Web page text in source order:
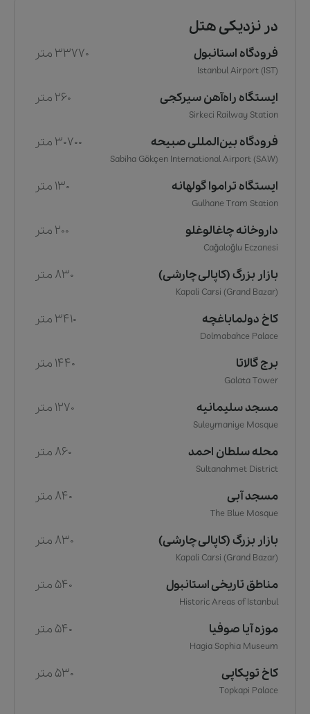
در نزدیکی هتل
فرودگاه استانبول 33770 متر
Istanbul Airport (IST)
ایستگاه راه‌آهن سیرکجی 260 متر
Sirkeci Railway Station
فرودگاه بین‌المللی صبیحه 30700 متر
Sabiha Gökçen International Airport (SAW)
ایستگاه تراموا گولهانه 130 متر
Gulhane Tram Station
داروخانه چاغالوغلو 200 متر
Cağaloğlu Eczanesi
بازار بزرگ (کاپالی چارشی) 830 متر
Kapali Carsi (Grand Bazar)
کاخ دولماباغچه 3410 متر
Dolmabahce Palace
برج گالاتا 1440 متر
Galata Tower
مسجد سلیمانیه 1270 متر
Suleymaniye Mosque
محله سلطان احمد 860 متر
Sultanahmet District
مسجد آبی 840 متر
The Blue Mosque
بازار بزرگ (کاپالی چارشی) 830 متر
Kapali Carsi (Grand Bazar)
مناطق تاریخی استانبول 540 متر
Historic Areas of Istanbul
موزه آیا صوفیا 540 متر
Hagia Sophia Museum
کاخ توپکاپی 530 متر
Topkapi Palace